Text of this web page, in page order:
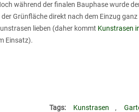
während der finalen Bauphase wurde
Grünfläche direkt nach dem Einzug
lieben (daher kommt Kunstrasen
Einsatz).
Tags: Kunstrasen ,